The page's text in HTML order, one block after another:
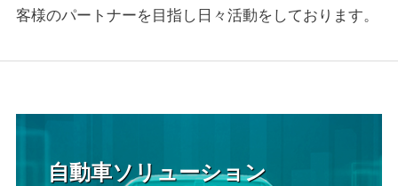
客様のパートナーを目指し日々活動をしております。
自動車ソリューション